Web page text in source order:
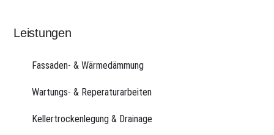
Leistungen
Fassaden- & Wärmedämmung
Wartungs- & Reperaturarbeiten
Kellertrockenlegung & Drainage